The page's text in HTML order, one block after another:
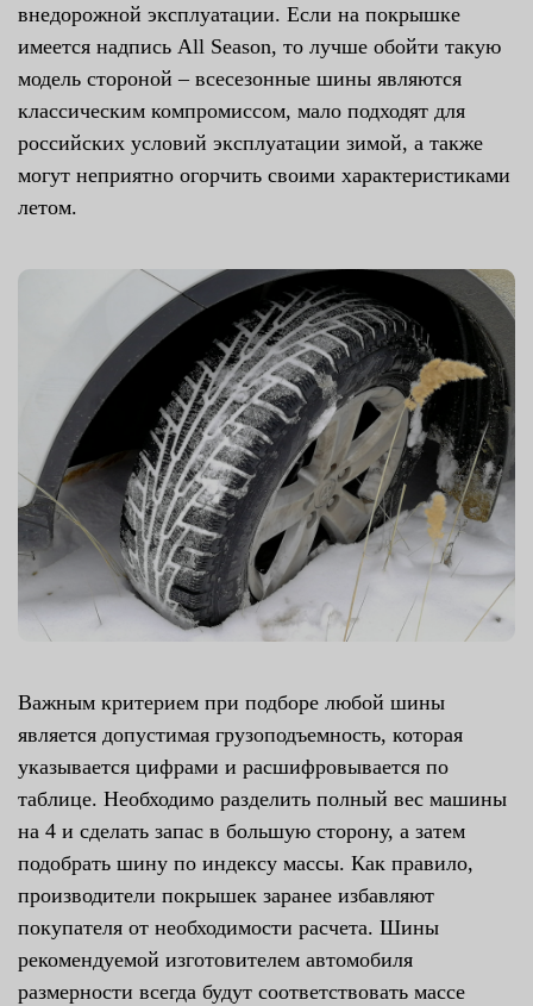
внедорожной эксплуатации. Если на покрышке
имеется надпись All Season, то лучше обойти такую
модель стороной – всесезонные шины являются
классическим компромиссом, мало подходят для
российских условий эксплуатации зимой, а также
могут неприятно огорчить своими характеристиками
летом.
Важным критерием при подборе любой шины
является допустимая грузоподъемность, которая
указывается цифрами и расшифровывается по
таблице. Необходимо разделить полный вес машины
на 4 и сделать запас в большую сторону, а затем
подобрать шину по индексу массы. Как правило,
производители покрышек заранее избавляют
покупателя от необходимости расчета. Шины
рекомендуемой изготовителем автомобиля
размерности всегда будут соответствовать массе